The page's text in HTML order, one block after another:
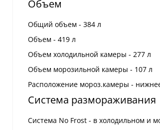
Объем
Общий объем - 384 л
Объем - 419 л
Объем холодильной камеры - 277 л
Объем морозильной камеры - 107 л
Расположение мороз.камеры -
Система размораживания
Система No Frost - в холодильном и